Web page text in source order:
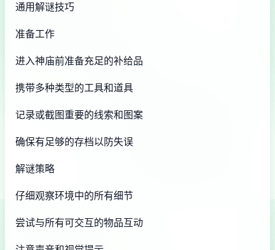
通用解谜技巧
准备工作
进入神庙前准备充足的补给品
携带多种类型的工具和道具
记录或截图重要的线索和图案
确保有足够的存档以防失误
解谜策略
仔细观察环境中的所有细节
尝试与所有可交互的物品互动